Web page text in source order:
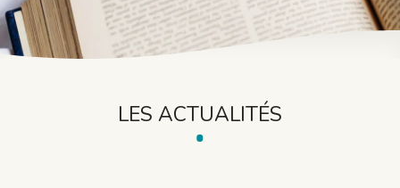
LES ACTUALITÉS